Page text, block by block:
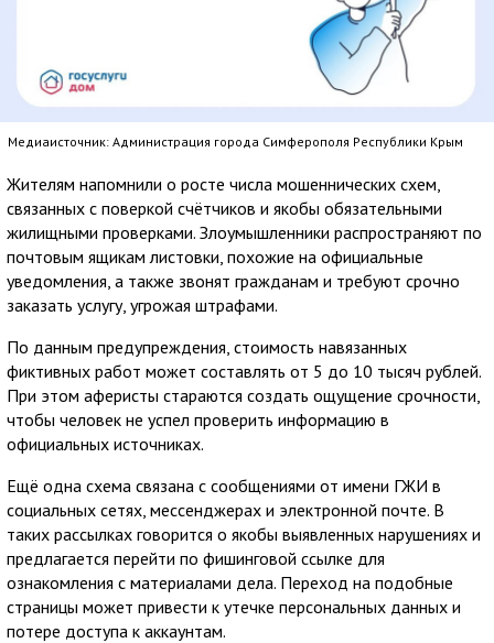
Медиаисточник: Администрация города Симферополя Республики Крым
Жителям напомнили о росте числа мошеннических схем,
связанных с поверкой счётчиков и якобы обязательными
жилищными проверками. Злоумышленники распространяют по
почтовым ящикам листовки, похожие на официальные
уведомления, а также звонят гражданам и требуют срочно
заказать услугу, угрожая штрафами.
По данным предупреждения, стоимость навязанных
фиктивных работ может составлять от 5 до 10 тысяч рублей.
При этом аферисты стараются создать ощущение срочности,
чтобы человек не успел проверить информацию в
официальных источниках.
Ещё одна схема связана с сообщениями от имени ГЖИ в
социальных сетях, мессенджерах и электронной почте. В
таких рассылках говорится о якобы выявленных нарушениях и
предлагается перейти по фишинговой ссылке для
ознакомления с материалами дела. Переход на подобные
страницы может привести к утечке персональных данных и
потере доступа к аккаунтам.